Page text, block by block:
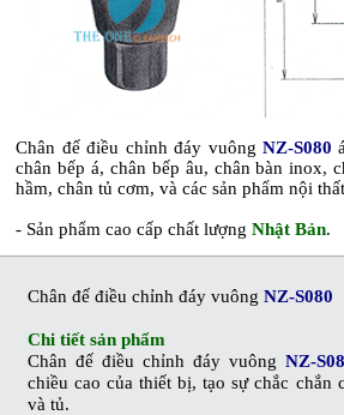
Chân đế điều chỉnh đáy vuông NZ-S080
chân bếp á, chân bếp âu, chân bàn inox,
hầm, chân tủ cơm, và các sản phẩm nội
- Sản phẩm cao cấp chất lượngNhật Bản.
Chân đế điều chỉnh đáy vuôngNZ-S080
Chi tiết sản phẩm
Chân đế điều chỉnh đáy vuông NZ-
chiều cao của thiết bị, tạo sự chắc chắn
và tủ.